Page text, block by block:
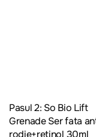
Pasul 2: So Bio Lift
Grenade Ser fata
rodie+retinol 30ml